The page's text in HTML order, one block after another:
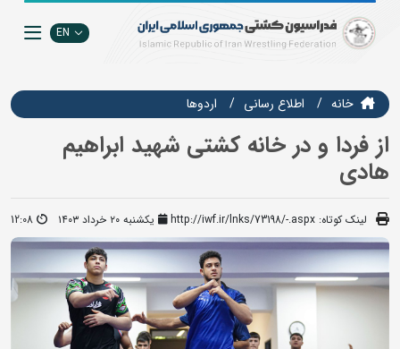
EN
خانه اطلاع رسانی اردوها
از فردا و در خانه کشتی شهید ابراهیم
هادی
لینک کوتاه: http://iwf.ir/lnks/73198/-.aspx یکشنبه ۲۰ خرداد ۱۴۰۳ 12:08